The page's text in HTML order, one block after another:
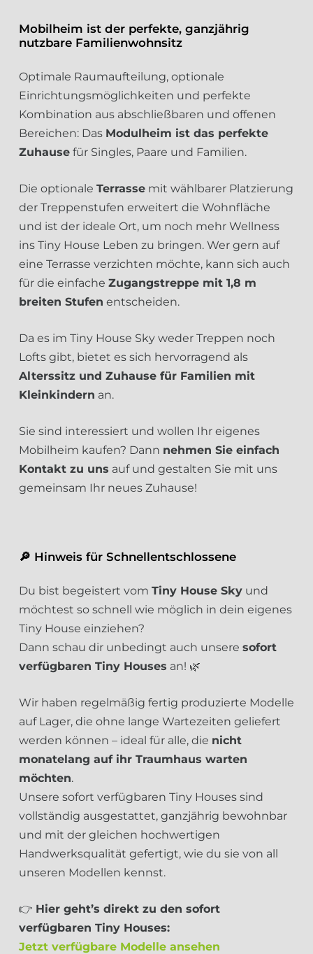
Mobilheim ist der perfekte, ganzjährig
nutzbare Familienwohnsitz
Optimale Raumaufteilung, optionale
Einrichtungsmöglichkeiten und perfekte
Kombination aus abschließbaren und offenen
Bereichen: Das Modulheim ist das perfekte
Zuhause für Singles, Paare und Familien.
Die optionale Terrasse mit wählbarer Platzierung
der Treppenstufen erweitert die Wohnfläche
und ist der ideale Ort, um noch mehr Wellness
ins Tiny House Leben zu bringen. Wer gern auf
eine Terrasse verzichten möchte, kann sich auch
für die einfache Zugangstreppe mit 1,8 m
breiten Stufen entscheiden.
Da es im Tiny House Sky weder Treppen noch
Lofts gibt, bietet es sich hervorragend als
Alterssitz und Zuhause für Familien mit
Kleinkindern an.
Sie sind interessiert und wollen Ihr eigenes
Mobilheim kaufen? Dann nehmen Sie einfach
Kontakt zu uns auf und gestalten Sie mit uns
gemeinsam Ihr neues Zuhause!
🔎 Hinweis für Schnellentschlossene
Du bist begeistert vom Tiny House Sky und
möchtest so schnell wie möglich in dein eigenes
Tiny House einziehen?
Dann schau dir unbedingt auch unsere sofort
verfügbaren Tiny Houses an! 🌿
Wir haben regelmäßig fertig produzierte Modelle
auf Lager, die ohne lange Wartezeiten geliefert
werden können – ideal für alle, die nicht
monatelang auf ihr Traumhaus warten
möchten.
Unsere sofort verfügbaren Tiny Houses sind
vollständig ausgestattet, ganzjährig bewohnbar
und mit der gleichen hochwertigen
Handwerksqualität gefertigt, wie du sie von all
unseren Modellen kennst.
👉 Hier geht’s direkt zu den sofort
verfügbaren Tiny Houses:
Jetzt verfügbare Modelle ansehen